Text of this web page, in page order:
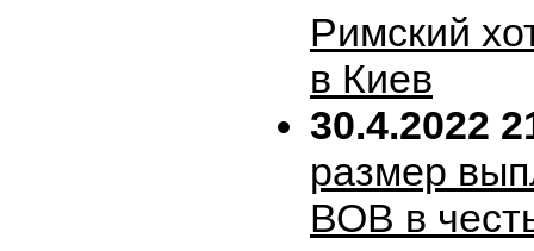
Римский
в Киев
30.4.2022
размер
ВОВ в